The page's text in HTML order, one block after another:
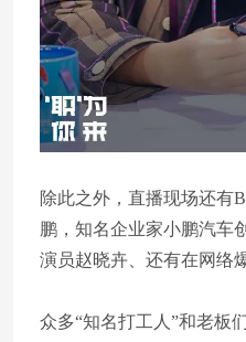
除此之外，直播现场还有
鹏，知名企业家小鹏汽车
演员赵晓卉、还有在网络
众多“知名打工人”和老板